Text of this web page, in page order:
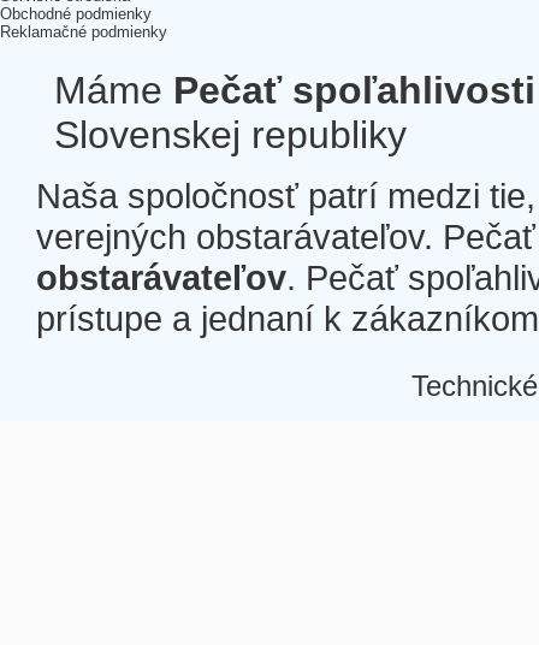
Obchodné podmienky
Reklamačné podmienky
Máme Pečať spoľahlivosti
Slovenskej republiky
Naša spoločnosť patrí medzi
verejných obstarávateľov.
obstarávateľov. Pečať
prístupe a jednaní k